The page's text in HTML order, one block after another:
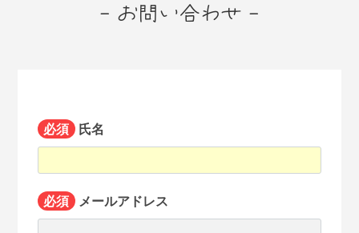
- お問い合わせ -
必須 氏名
必須 メールアドレス